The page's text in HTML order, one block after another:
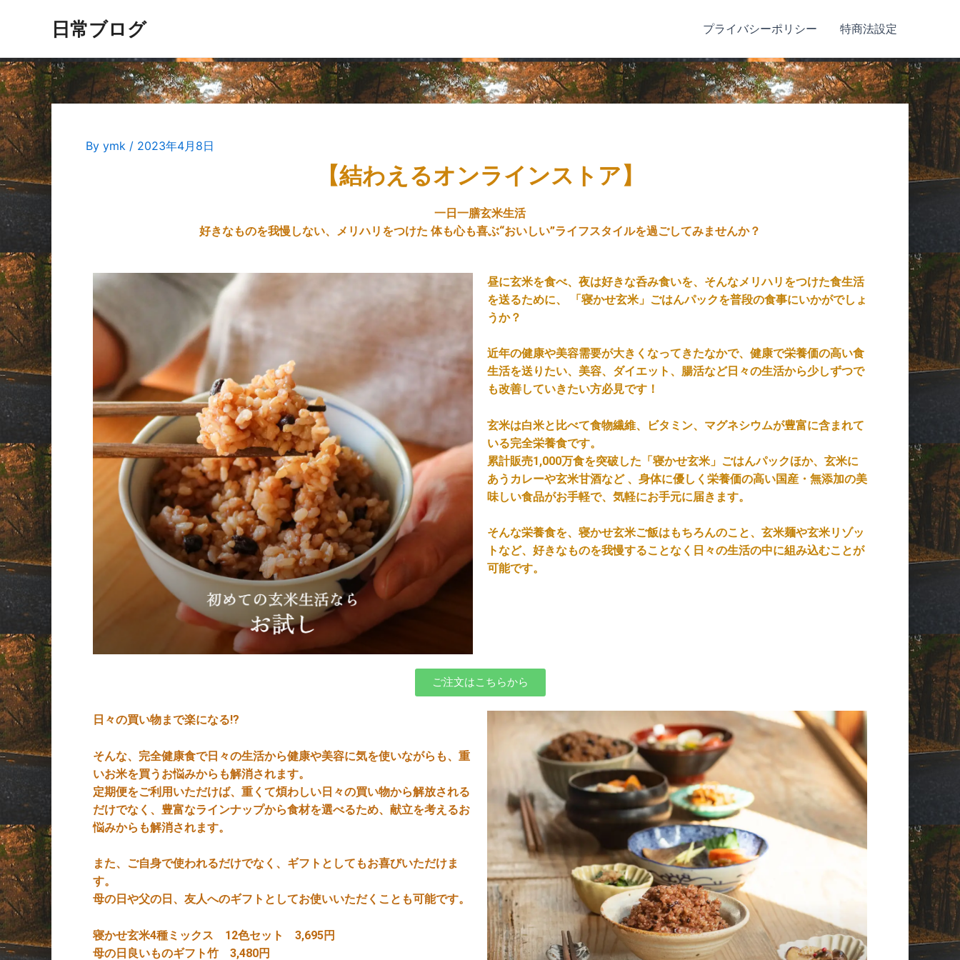
日常ブログ プライバシーポリシー 特商法設定
By ymk / 2023年4月8日
【結わえるオンラインストア】
一日一膳玄米生活
好きなものを我慢しない、メリハリをつけた 体も心も喜ぶ“おいしい”ライフスタイルを過ごしてみませんか？
昼に玄米を食べ、夜は好きな呑み食いを、そんなメリハリをつけた食生活
を送るために、 「寝かせ玄米」ごはんパックを普段の食事にいかがでしょ
うか？
近年の健康や美容需要が大きくなってきたなかで、健康で栄養価の高い食
生活を送りたい、美容、ダイエット、腸活など日々の生活から少しずつで
も改善していきたい方必見です！
玄米は白米と比べて食物繊維、ビタミン、マグネシウムが豊富に含まれて
いる完全栄養食です。
累計販売1,000万食を突破した「寝かせ玄米」ごはんパックほか、玄米に
あうカレーや玄米甘酒など 、身体に優しく栄養価の高い国産・無添加の美
味しい食品がお手軽で、気軽にお手元に届きます。
そんな栄養食を、寝かせ玄米ご飯はもちろんのこと、玄米麺や玄米リゾッ
トなど、好きなものを我慢することなく日々の生活の中に組み込むことが
可能です。
ご注文はこちらから
日々の買い物まで楽になる!?
そんな、完全健康食で日々の生活から健康や美容に気を使いながらも、重
いお米を買うお悩みからも解消されます。
定期便をご利用いただけば、重くて煩わしい日々の買い物から解放される
だけでなく、豊富なラインナップから食材を選べるため、献立を考えるお
悩みからも解消されます。
また、ご自身で使われるだけでなく、ギフトとしてもお喜びいただけま
す。
母の日や父の日、友人へのギフトとしてお使いいただくことも可能です。
寝かせ玄米4種ミックス 12色セット 3,695円
母の日良いものギフト竹 3,480円